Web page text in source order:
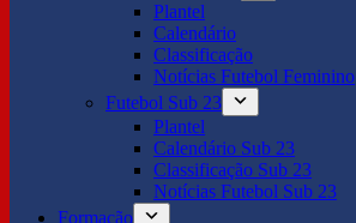
Plantel
Calendário
Classificação
Notícias Futebol Feminino
Futebol Sub 23
Plantel
Calendário Sub 23
Classificação Sub 23
Notícias Futebol Sub 23
Formação